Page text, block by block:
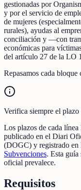
gestionadas por
y por el servicio de
de mujeres
rurales), ayudas al
conciliación y —con
económicas para
del artículo 27 de la LO
Repasamos cada
Verifica siempre el plazo
Los plazos de cada
publicado en el Diari
(DOGC) y registrado en
Subvenciones. Esta guía
oficial prevalece.
Requisitos